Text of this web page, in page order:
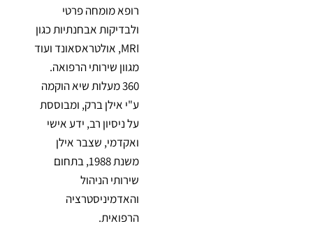
רופא מומחה פרטי
ולבדיקות אבחנתיות כגון
MRI, אולטראסאונד ועוד
מגוון שירותי הרפואה.
360 מעלות שיא הוקמה
ע"י אילן ברק, ומבוססת
על ניסיון רב, ידע אישי
ואקדמי, שצבר אילן
משנת 1988, בתחום
שירותי הניהול
והאדמיניסטרציה
הרפואית.